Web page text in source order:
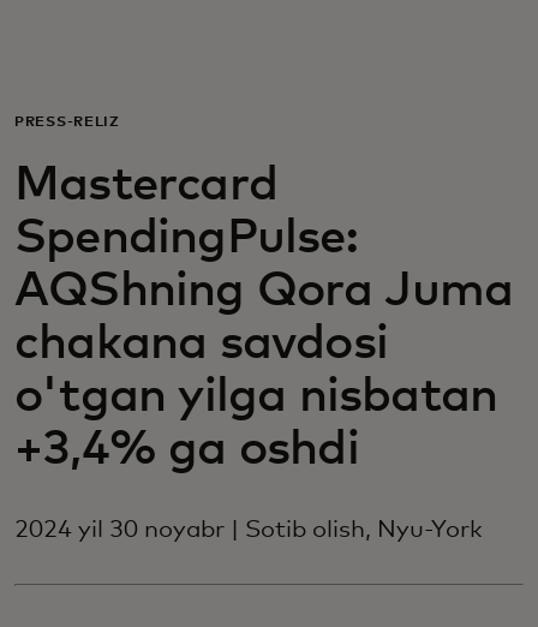
Biznes uchun
Butun dunyo uchun
Innovatorlar uchun
Yangiliklar va trendlar
PRESS-RELIZ
Mastercard
SpendingPulse:
AQShning Qora Juma
chakana savdosi
o'tgan yilga nisbatan
+3,4% ga oshdi
2024 yil 30 noyabr | Sotib olish, Nyu-York